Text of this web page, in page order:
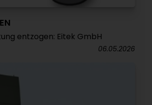
entzogen: Eitek GmbH
06.05.2026